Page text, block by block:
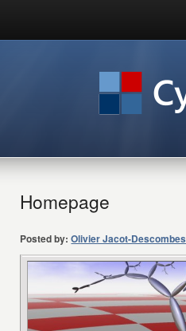
Homepage
Posted by: Olivier Jacot-Descombes